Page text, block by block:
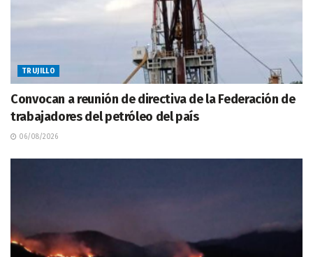
TRUJILLO
Convocan a reunión de directiva de la Federación de
trabajadores del petróleo del país
06/08/2026